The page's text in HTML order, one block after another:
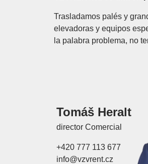
Trasladamos palés y
elevadoras y equipos
la palabra problema, no
Tomáš Heralt
director Comercial
+420 777 113 677
info@vzvrent.cz